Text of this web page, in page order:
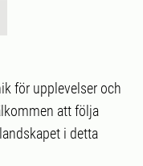
för upplevelser och
att följa
i detta